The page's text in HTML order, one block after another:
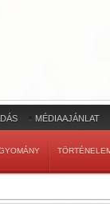
MÉDIAAJÁNLAT